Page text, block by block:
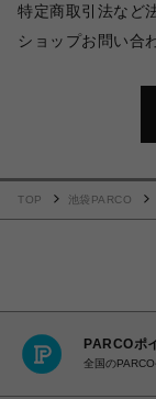
特定商取引法など
ショップお問い合
TOP 池袋PARCO
PARCOポ
全国の